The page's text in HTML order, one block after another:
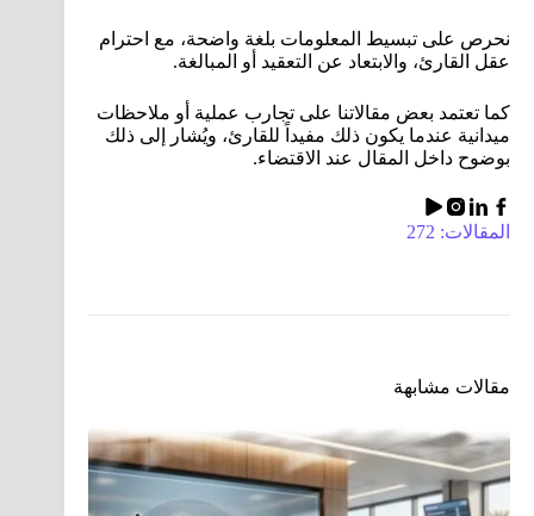
نحرص على تبسيط المعلومات بلغة واضحة، مع احترام
عقل القارئ، والابتعاد عن التعقيد أو المبالغة.
كما تعتمد بعض مقالاتنا على تجارب عملية أو ملاحظات
ميدانية عندما يكون ذلك مفيداً للقارئ، ويُشار إلى ذلك
بوضوح داخل المقال عند الاقتضاء.
المقالات: 272
مقالات مشابهة